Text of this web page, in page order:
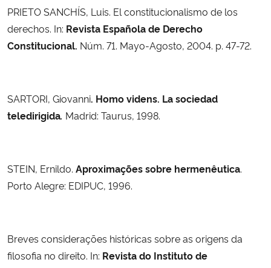
PRIETO SANCHÍS, Luis. El constitucionalismo de los
derechos. In: Revista Española de Derecho
Constitucional. Núm. 71. Mayo-Agosto, 2004. p. 47-72.
SARTORI, Giovanni. Homo videns. La sociedad
teledirigida. Madrid: Taurus, 1998.
STEIN, Ernildo. Aproximações sobre hermenêutica.
Porto Alegre: EDIPUC, 1996.
Breves considerações históricas sobre as origens da
filosofia no direito. In: Revista do Instituto de